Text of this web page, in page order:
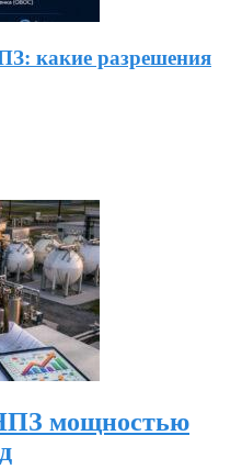
какие разрешения
мощностью